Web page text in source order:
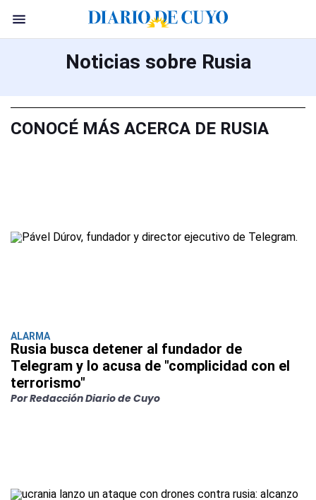
Noticias sobre Rusia
CONOCÉ MÁS ACERCA DE RUSIA
ALARMA
Rusia busca detener al fundador de
Telegram y lo acusa de "complicidad con el
terrorismo"
Por Redacción Diario de Cuyo